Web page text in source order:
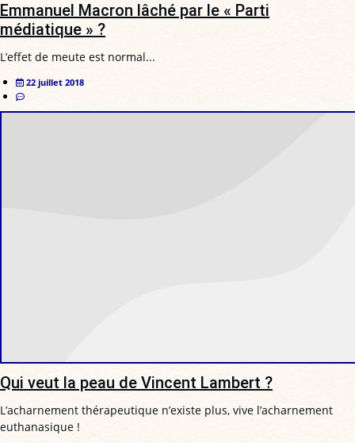
Emmanuel Macron lâché par le « Parti
médiatique » ?
L’effet de meute est normal...
22 juillet 2018
Qui veut la peau de Vincent Lambert ?
L’acharnement thérapeutique n’existe plus, vive l’acharnement
euthanasique !